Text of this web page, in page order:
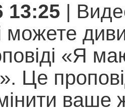
13:25 |
можете
«Я
Це
ваше